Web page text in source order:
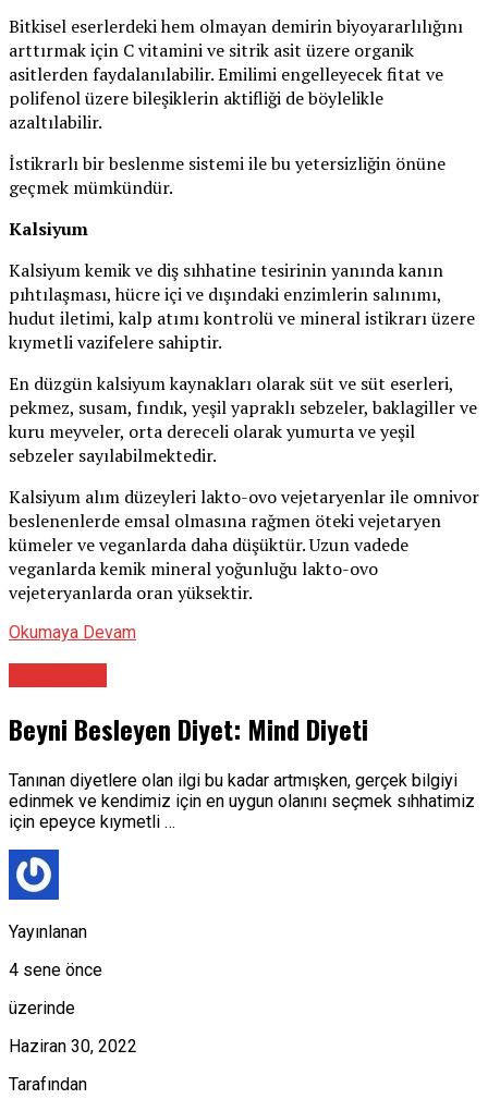
Bitkisel eserlerdeki hem olmayan demirin biyoyararlılığını
arttırmak için C vitamini ve sitrik asit üzere organik
asitlerden faydalanılabilir. Emilimi engelleyecek fitat ve
polifenol üzere bileşiklerin aktifliği de böylelikle
azaltılabilir.
İstikrarlı bir beslenme sistemi ile bu yetersizliğin önüne
geçmek mümkündür.
Kalsiyum
Kalsiyum kemik ve diş sıhhatine tesirinin yanında kanın
pıhtılaşması, hücre içi ve dışındaki enzimlerin salınımı,
hudut iletimi, kalp atımı kontrolü ve mineral istikrarı üzere
kıymetli vazifelere sahiptir.
En düzgün kalsiyum kaynakları olarak süt ve süt eserleri,
pekmez, susam, fındık, yeşil yapraklı sebzeler, baklagiller ve
kuru meyveler, orta dereceli olarak yumurta ve yeşil
sebzeler sayılabilmektedir.
Kalsiyum alım düzeyleri lakto-ovo vejetaryenlar ile omnivor
beslenenlerde emsal olmasına rağmen öteki vejetaryen
kümeler ve veganlarda daha düşüktür. Uzun vadede
veganlarda kemik mineral yoğunluğu lakto-ovo
vejeteryanlarda oran yüksektir.
Okumaya Devam
Beyni Besleyen Diyet: Mind Diyeti
Tanınan diyetlere olan ilgi bu kadar artmışken, gerçek bilgiyi
edinmek ve kendimiz için en uygun olanını seçmek sıhhatimiz
için epeyce kıymetli …
Yayınlanan
4 sene önce
üzerinde
Haziran 30, 2022
Tarafından